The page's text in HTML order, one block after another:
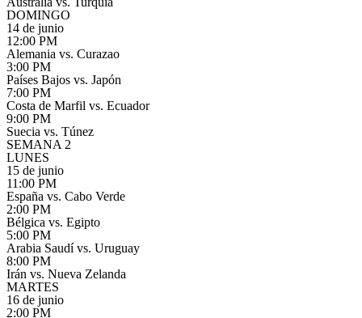
DOMINGO
14 de junio
12:00 PM
Alemania vs. Curazao
3:00 PM
Países Bajos vs. Japón
7:00 PM
Costa de Marfil vs. Ecuador
9:00 PM
Suecia vs. Túnez
SEMANA 2
LUNES
15 de junio
11:00 PM
España vs. Cabo Verde
2:00 PM
Bélgica vs. Egipto
5:00 PM
Arabia Saudí vs. Uruguay
8:00 PM
Irán vs. Nueva Zelanda
MARTES
16 de junio
2:00 PM